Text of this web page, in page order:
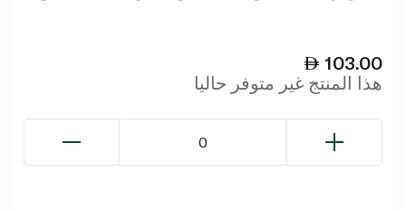
103.00
هذا المنتج غير متوفر حاليا
0